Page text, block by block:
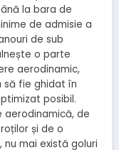
la bara de
de admisie a
de sub
o parte
aerodinamic,
să fie ghidat în
posibil.
aerodinamică, de
și de o
mai există goluri